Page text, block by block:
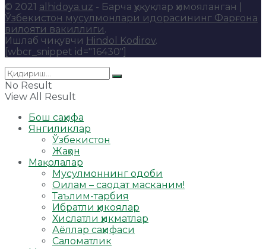
© 2021 alhidoya.uz - Барча ҳуқуқлар ҳимояланган |
Ўзбекистон мусулмонлари идорасининг Фарғона
вилояти вакиллиги.
Ишлаб чиқувчи Hindol Kodirov.
[wbcr_snippet id="16430"]
No Result
View All Result
Бош саҳифа
Янгиликлар
Ўзбекистон
Жаҳон
Мақолалар
Мусулмоннинг одоби
Оилам – саодат масканим!
Таълим-тарбия
Ибратли ҳикоялар
Хислатли ҳикматлар
Аёллар саҳифаси
Саломатлик